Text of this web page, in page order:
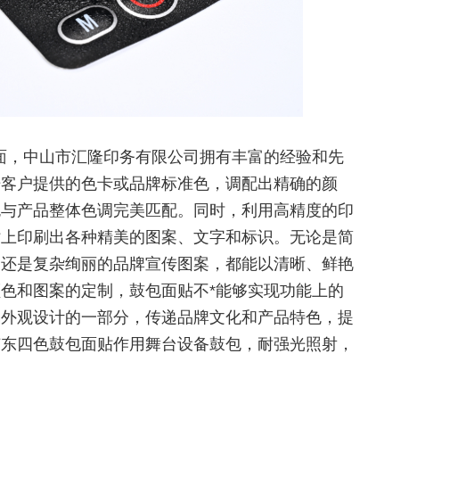
，中山市汇隆印务有限公司拥有丰富的经验和先
户提供的色卡或品牌标准色，调配出精确的颜
产品整体色调完美匹配。同时，利用高精度的印
印刷出各种精美的图案、文字和标识。无论是简
是复杂绚丽的品牌宣传图案，都能以清晰、鲜艳
和图案的定制，鼓包面贴不*能够实现功能上的
观设计的一部分，传递品牌文化和产品特色，提
四色鼓包面贴作用舞台设备鼓包，耐强光照射，